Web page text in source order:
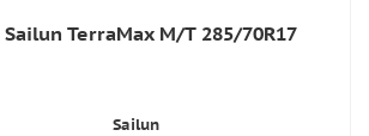
TerraMax M/T 285/70R17
Sailun